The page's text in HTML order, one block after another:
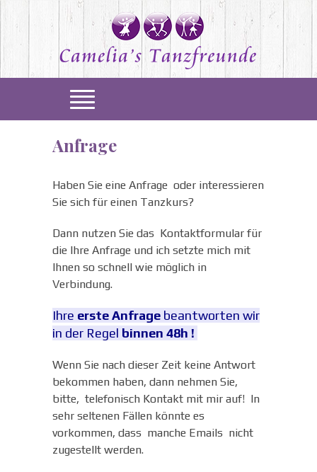
Anfrage
Haben Sie eine Anfrage oder interessieren
Sie sich für einen Tanzkurs?
Dann nutzen Sie das Kontaktformular für
die Ihre Anfrage und ich setzte mich mit
Ihnen so schnell wie möglich in
Verbindung.
Ihre erste Anfrage beantworten wir
in der Regel binnen 48h !
Wenn Sie nach dieser Zeit keine Antwort
bekommen haben, dann nehmen Sie,
bitte, telefonisch Kontakt mit mir auf! In
sehr seltenen Fällen könnte es
vorkommen, dass manche Emails nicht
zugestellt werden.